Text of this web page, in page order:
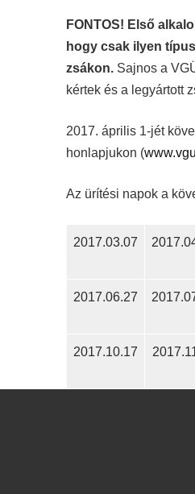
FONTOS! Első
hogy csak ilyen
zsákon. Sajnos a
kértek és a legyártott
2017. április 1-jét
honlapjukon (
Az ürítési napok a
2017.03.07
2017.06.27
2017.10.17